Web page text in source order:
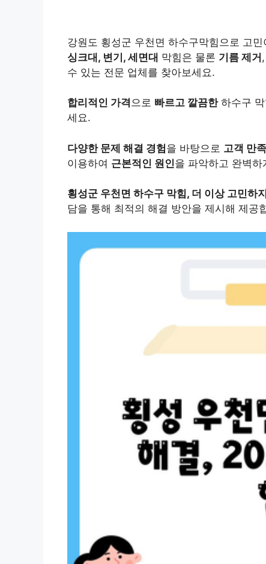
강원도 횡성군 우천면 하수구막힘으로 고민
싱크대, 변기, 세면대 막힘은 물론 기름 제거,
수 있는 전문 업체를 찾아보세요.
합리적인 가격으로 빠르고 깔끔한하수구 막
세요.
다양한 문제 해결 경험을 바탕으로 고객 만
이용하여 근본적인 원인을 파악하고 완벽
횡성군 우천면 하수구 막힘, 더 이상 고민하
담을 통해 최적의 해결 방안을 제시해 제공